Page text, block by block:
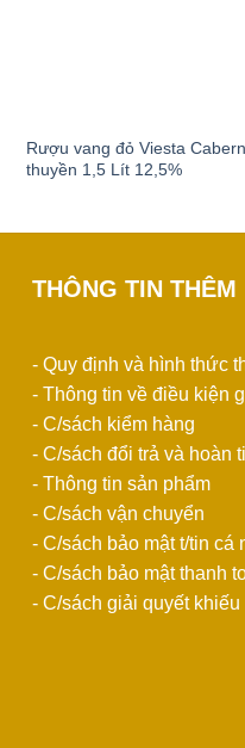
Rượu vang đỏ Viesta
thuyền 1,5 Lít 12,5%
THÔNG TIN THÊM
- Quy định và hình thức
- Thông tin về điều kiện
- C/sách kiểm hàng
- C/sách đổi trả và hoàn
- Thông tin sản phẩm
- C/sách vận chuyển
- C/sách bảo mật t/tin cá
- C/sách bảo mật thanh
- C/sách giải quyết